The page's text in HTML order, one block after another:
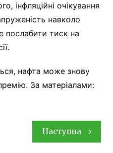
інфляційні очікування
навколо
послабити тиск на
нафта може знову
За матеріалами:
Наступна